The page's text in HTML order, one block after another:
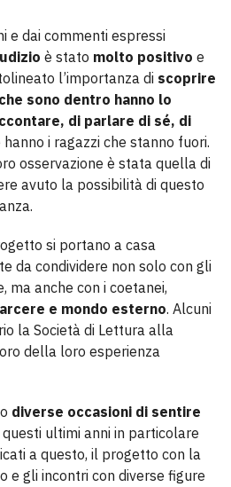
e dai commenti espressi
è stato molto positivo e
l’importanza di scoprire
sono dentro hanno lo
di parlare di sé, di
hanno i ragazzi che stanno fuori.
osservazione è stata quella di
avuto la possibilità di questo
si portano a casa
da condividere non solo con gli
anche con i coetanei,
e mondo esterno. Alcuni
la Società di Lettura alla
della loro esperienza
diverse occasioni di sentire
questi ultimi anni in particolare
a questo, il progetto con la
e gli incontri con diverse figure